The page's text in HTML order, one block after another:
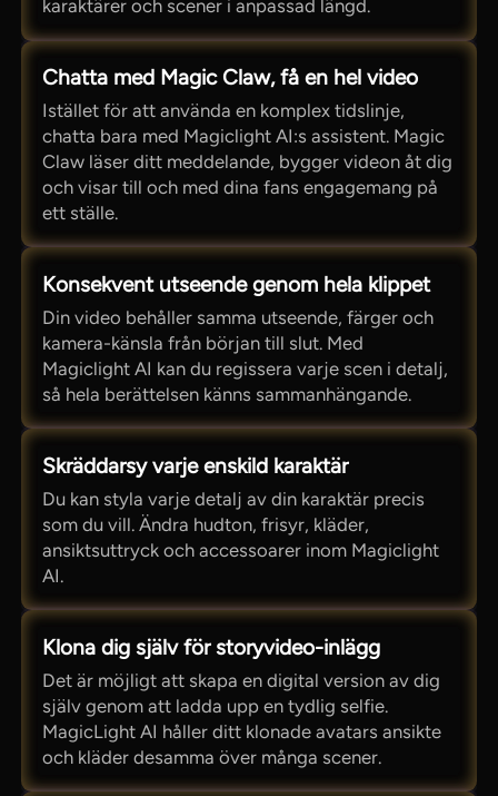
karaktärer och scener i anpassad längd.
Chatta med Magic Claw, få en hel video
Istället för att använda en komplex tidslinje,
chatta bara med Magiclight AI:s assistent. Magic
Claw läser ditt meddelande, bygger videon åt dig
och visar till och med dina fans engagemang på
ett ställe.
Konsekvent utseende genom hela klippet
Din video behåller samma utseende, färger och
kamera-känsla från början till slut. Med
Magiclight AI kan du regissera varje scen i detalj,
så hela berättelsen känns sammanhängande.
Skräddarsy varje enskild karaktär
Du kan styla varje detalj av din karaktär precis
som du vill. Ändra hudton, frisyr, kläder,
ansiktsuttryck och accessoarer inom Magiclight
AI.
Klona dig själv för storyvideo-inlägg
Det är möjligt att skapa en digital version av dig
själv genom att ladda upp en tydlig selfie.
MagicLight AI håller ditt klonade avatars ansikte
och kläder desamma över många scener.